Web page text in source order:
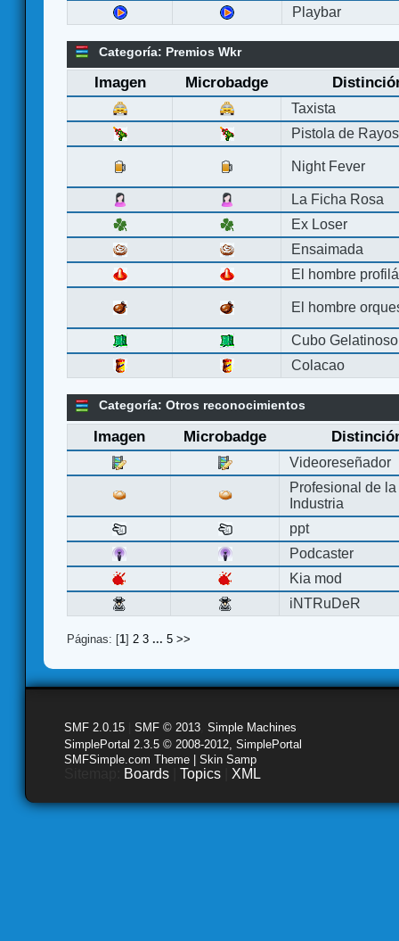
Playbar
Categoría: Premios Wkr
Imagen Microbadge
Taxista
Pistola de Rayos
Night Fever
La Ficha Rosa
Ex Loser
Ensaimada
El hombre
El hombre
Cubo Gelatinoso
Colacao
Categoría: Otros reconocimientos
Imagen Microbadge
Videoreseñador
Profesional de la
Industria
ppt
Podcaster
Kia mod
iNTRuDeR
Páginas: [1] 2 3 ... 5 >>
SMF 2.0.15 SMF © 2013 Simple Machines
SimplePortal 2.3.5 © 2008-2012, SimplePortal
SMFSimple.com Theme | Skin Samp
Boards Topics XML